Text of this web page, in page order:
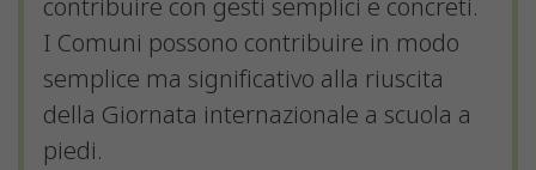
contribuire con gesti semplici e concreti.
I Comuni possono contribuire in modo
semplice ma significativo alla riuscita
della Giornata internazionale a scuola a
piedi.